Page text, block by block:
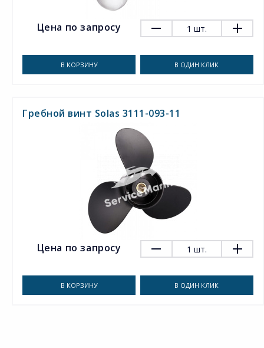
Цена по запросу 1 шт.
В КОРЗИНУ В ОДИН КЛИК
Гребной винт Solas 3111-093-11
Цена по запросу 1 шт.
В КОРЗИНУ В ОДИН КЛИК